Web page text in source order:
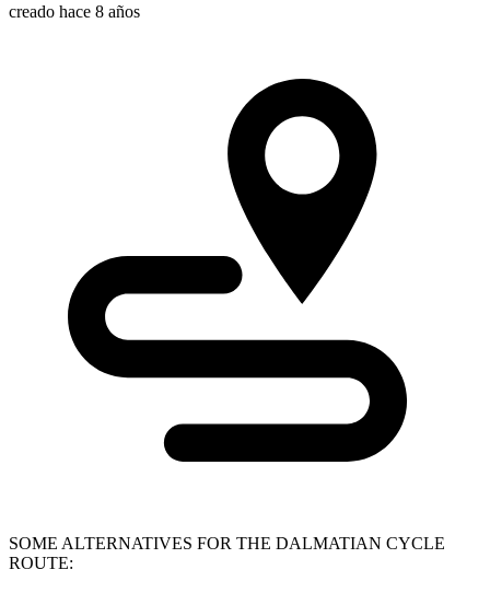
creado hace 8 años
SOME ALTERNATIVES FOR THE DALMATIAN CYCLE
ROUTE: